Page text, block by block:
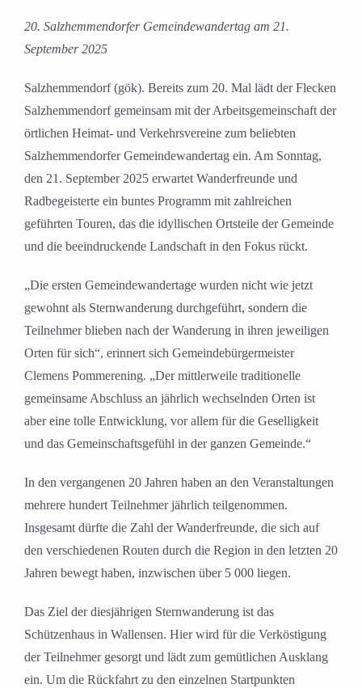
20. Salzhemmendorfer Gemeindewandertag am 21.
September 2025
Salzhemmendorf (gök). Bereits zum 20. Mal lädt der Flecken
Salzhemmendorf gemeinsam mit der Arbeitsgemeinschaft der
örtlichen Heimat- und Verkehrsvereine zum beliebten
Salzhemmendorfer Gemeindewandertag ein. Am Sonntag,
den 21. September 2025 erwartet Wanderfreunde und
Radbegeisterte ein buntes Programm mit zahlreichen
geführten Touren, das die idyllischen Ortsteile der Gemeinde
und die beeindruckende Landschaft in den Fokus rückt.
„Die ersten Gemeindewandertage wurden nicht wie jetzt
gewohnt als Sternwanderung durchgeführt, sondern die
Teilnehmer blieben nach der Wanderung in ihren jeweiligen
Orten für sich“, erinnert sich Gemeindebürgermeister
Clemens Pommerening. „Der mittlerweile traditionelle
gemeinsame Abschluss an jährlich wechselnden Orten ist
aber eine tolle Entwicklung, vor allem für die Geselligkeit
und das Gemeinschaftsgefühl in der ganzen Gemeinde.“
In den vergangenen 20 Jahren haben an den Veranstaltungen
mehrere hundert Teilnehmer jährlich teilgenommen.
Insgesamt dürfte die Zahl der Wanderfreunde, die sich auf
den verschiedenen Routen durch die Region in den letzten 20
Jahren bewegt haben, inzwischen über 5 000 liegen.
Das Ziel der diesjährigen Sternwanderung ist das
Schützenhaus in Wallensen. Hier wird für die Verköstigung
der Teilnehmer gesorgt und lädt zum gemütlichen Ausklang
ein. Um die Rückfahrt zu den einzelnen Startpunkten